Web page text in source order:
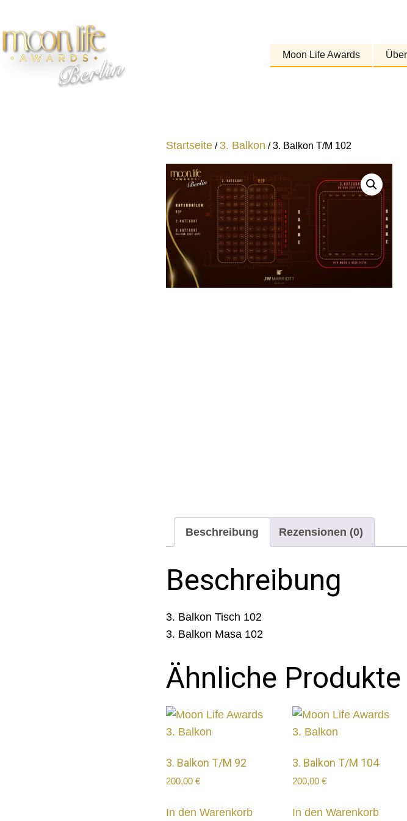
Moon Life Awards
Startseite / 3. Balkon / 3. Balkon T/M 102
Beschreibung Rezensionen (0)
Beschreibung
3. Balkon Tisch 102
3. Balkon Masa 102
Ähnliche Produkte
3. Balkon T/M 92
200,00€
In den Warenkorb
3. Balkon T/M 104
200,00 €
In den Warenkorb